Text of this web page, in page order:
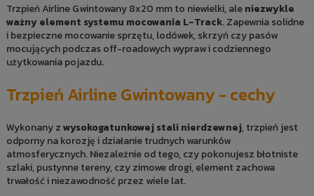
Trzpień Airline Gwintowany 8x20 mm to niewielki, aleniezwykle
ważny element systemu mocowania L-Track. Zapewnia solidne
i bezpieczne mocowanie sprzętu, lodówek, skrzyń czy pasów
mocujących podczas off-roadowych wypraw i codziennego
użytkowania pojazdu.
Trzpień Airline Gwintowany - cechy
Wykonany zwysokogatunkowej stali nierdzewnej, trzpień jest
odporny na korozję i działanie trudnych warunków
atmosferycznych. Niezależnie od tego, czy pokonujesz błotniste
szlaki, pustynne tereny, czy zimowe drogi, element zachowa
trwałość i niezawodność przez wiele lat.